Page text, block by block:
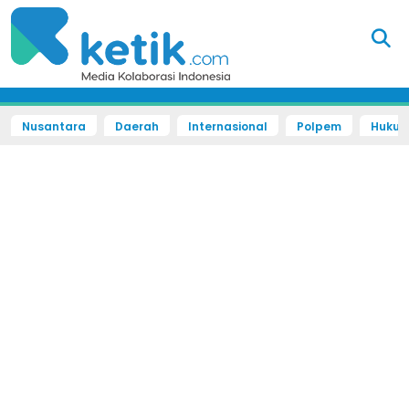
Nusantara Daerah Internasional Polpem